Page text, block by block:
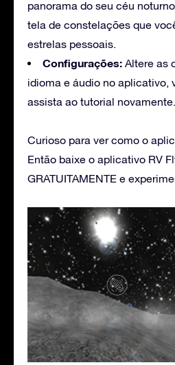
panorama do seu céu
tela de constelações que
estrelas pessoais.
Configurações: Altere as
idioma e áudio no aplicativo,
assista ao tutorial novamente.
Curioso para ver como o
Então baixe o aplicativo RV
GRATUITAMENTE e